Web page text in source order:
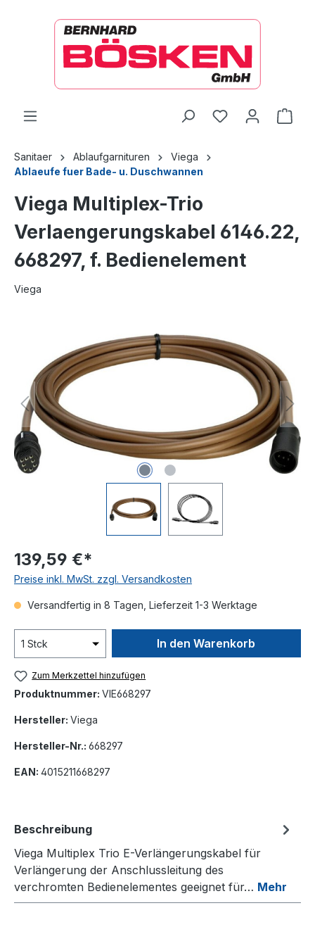
Sanitaer Ablaufgarnituren
Viega
Ablaeufe fuer Bade- u. Duschwannen
Viega Multiplex-Trio
Verlaengerungskabel 6146.22,
668297, f. Bedienelement
Viega
139,59 €*
Preise inkl. MwSt. zzgl. Versandkosten
Versandfertig in 8 Tagen, Lieferzeit 1-3 Werktage
In den Warenkorb
Zum Merkzettel hinzufügen
Produktnummer: VIE668297
Hersteller: Viega
Hersteller-Nr.: 668297
EAN: 4015211668297
Beschreibung
Viega Multiplex Trio E-Verlängerungskabel für
Verlängerung der Anschlussleitung des
verchromten Bedienelementes geeignet für… Mehr